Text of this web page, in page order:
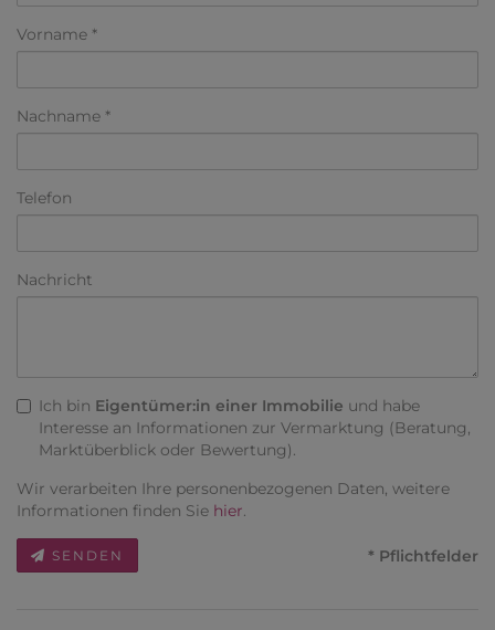
Vorname
Nachname
Telefon
Nachricht
Ich bin Eigentümer:in einer Immobilie und habe
Interesse an Informationen zur Vermarktung (Beratung,
Marktüberblick oder Bewertung).
Wir verarbeiten Ihre personenbezogenen Daten, weitere
Informationen finden Sie hier.
SENDEN * Pflichtfelder